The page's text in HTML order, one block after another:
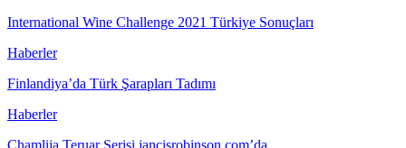
International Wine Challenge 2021 Türkiye Sonuçları
Haberler
Finlandiya’da Türk Şarapları Tadımı
Haberler
Chamlija Teruar Serisi jancisrobinson.com’da